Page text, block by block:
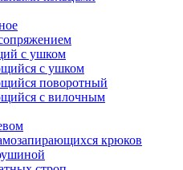
с ушком
с ушком
поворотный
с вилочным
крюков